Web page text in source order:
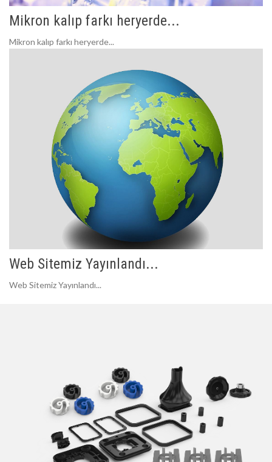
Mikron kalıp farkı heryerde...
Mikron kalıp farkı heryerde...
Web Sitemiz Yayınlandı...
Web Sitemiz Yayınlandı...